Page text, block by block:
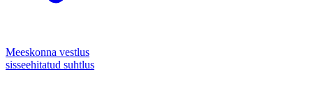
Meeskonna vestlus
sisseehitatud suhtlus